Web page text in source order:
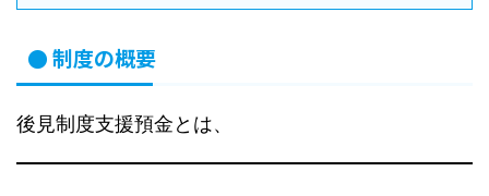
● 制度の概要
後見制度支援預金とは、